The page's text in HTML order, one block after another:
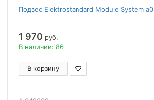
Подвес Elektrostandard Module System
1 970 руб.
В наличии: 86
В корзину